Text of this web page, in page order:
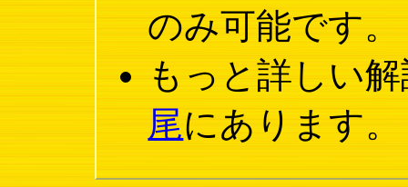
のみ可能です。
もっと詳しい
尾にあります。